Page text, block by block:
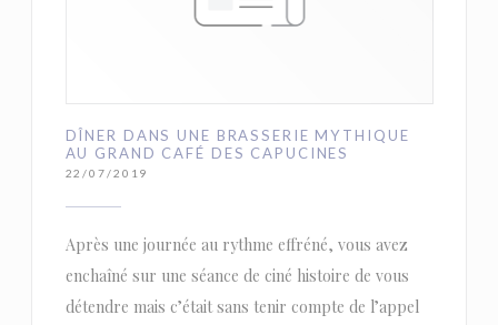
DÎNER DANS UNE BRASSERIE MYTHIQUE
AU GRAND CAFÉ DES CAPUCINES
22/07/2019
Après une journée au rythme effréné, vous avez
enchaîné sur une séance de ciné histoire de vous
détendre mais c’était sans tenir compte de l’appel